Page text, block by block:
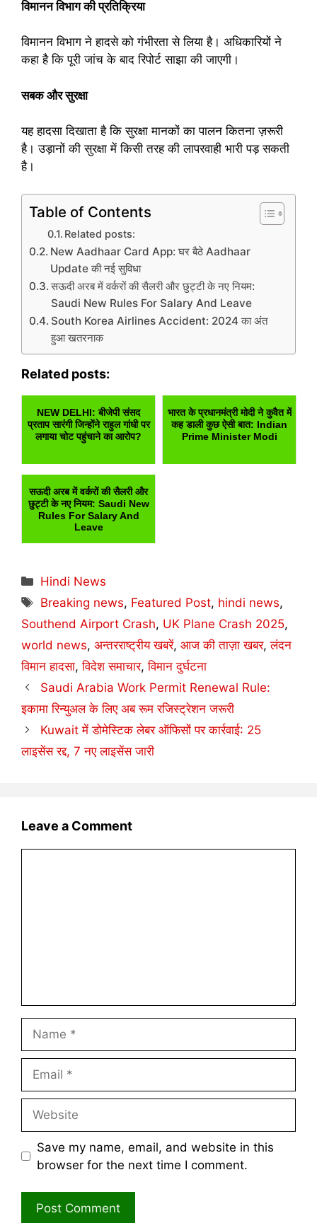
विमानन विभाग की प्रतिक्रिया
विमानन विभाग ने हादसे को गंभीरता से लिया है। अधिकारियों ने
कहा है कि पूरी जांच के बाद रिपोर्ट साझा की जाएगी।
सबक और सुरक्षा
यह हादसा दिखाता है कि सुरक्षा मानकों का पालन कितना ज़रूरी
है। उड़ानों की सुरक्षा में किसी तरह की लापरवाही भारी पड़ सकती
है।
Table of Contents
Related posts:
New Aadhaar Card App: घर बैठे Aadhaar
Update की नई सुविधा
सऊदी अरब में वर्करों की सैलरी और छुट्टी के नए नियम:
Saudi New Rules For Salary And Leave
South Korea Airlines Accident: 2024 का अंत
हुआ खतरनाक
Related posts:
NEW DELHI: बीजेपी संसद
प्रताप सारंगी जिन्होंने राहुल गांधी पर
लगाया चोट पहुंचाने का आरोप?
भारत के प्रधानमंत्री मोदी ने कुवैत में
कह डाली कुछ ऐसी बात: Indian
Prime Minister Modi
सऊदी अरब में वर्करों की सैलरी और
छुट्टी के नए नियम: Saudi New
Rules For Salary And
Leave
Categories
Hindi News
Tags
Breaking news, Featured Post, hindi news,
Southend Airport Crash, UK Plane Crash 2025,
world news, अन्तरराष्ट्रीय खबरें, आज की ताज़ा खबर,लंदन
विमान हादसा,विदेश समाचार,विमान दुर्घटना
Saudi Arabia Work Permit Renewal Rule:
इकामा रिन्युअल के लिए अब रूम रजिस्ट्रेशन जरूरी
Kuwait में डोमेस्टिक लेबर ऑफिसों पर कार्रवाई: 25
लाइसेंस रद्द, 7 नए लाइसेंस जारी
Leave a Comment
Save my name, email, and website in this
browser for the next time I comment.